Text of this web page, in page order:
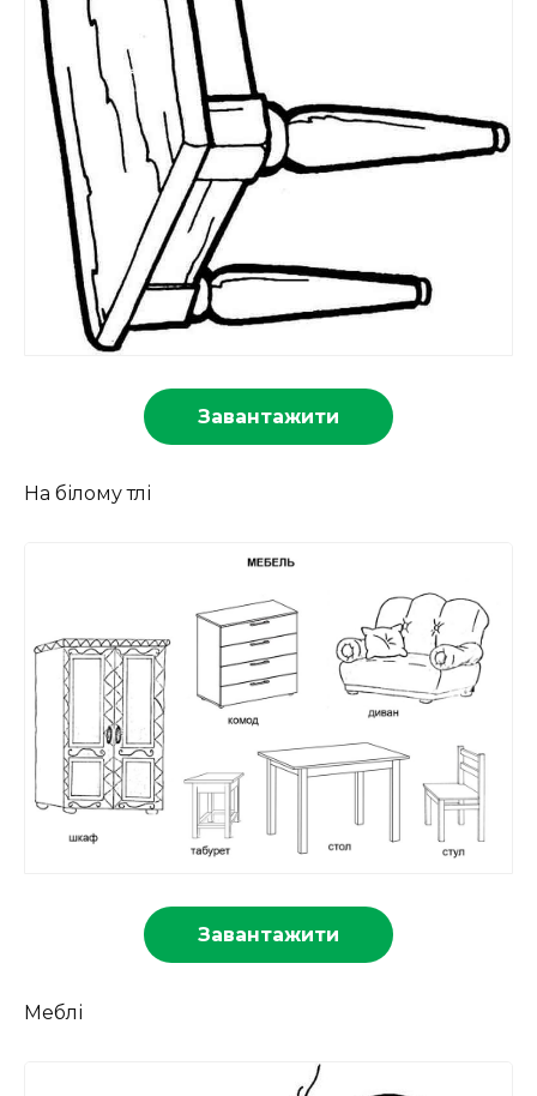
Завантажити
На білому тлі
Завантажити
Меблі